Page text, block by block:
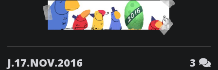
J.17.NOV.2016 3